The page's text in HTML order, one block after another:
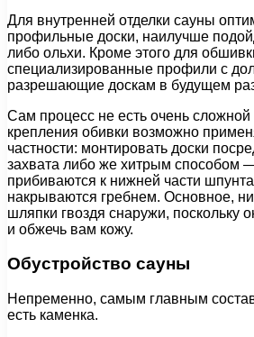
Для внутренней отделки сауны
профильные доски, наилучше
либо ольхи. Кроме этого для
специализированные профили с
разрешающие доскам в будущем
Сам процесс не есть очень сложной
крепления обивки возможно
частности: монтировать доски
захвата либо же хитрым способом
прибиваются к нижней части
накрываются гребнем. Основное, ни
шляпки гвоздя снаружи, поскольку
и обжечь вам кожу.
Обустройство сауны
Непременно, самым главным
есть каменка.